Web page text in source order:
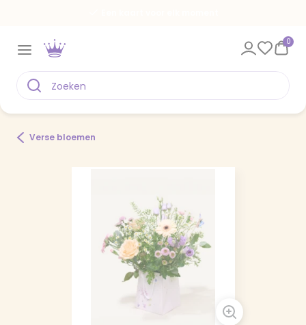
0
Verse bloemen